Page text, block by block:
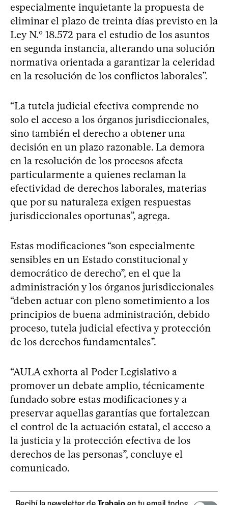
especialmente inquietante la propuesta de
eliminar el plazo de treinta días previsto en la
Ley N.º 18.572 para el estudio de los asuntos
en segunda instancia, alterando una solución
normativa orientada a garantizar la celeridad
en la resolución de los conflictos laborales”.
“La tutela judicial efectiva comprende no
solo el acceso a los órganos jurisdiccionales,
sino también el derecho a obtener una
decisión en un plazo razonable. La demora
en la resolución de los procesos afecta
particularmente a quienes reclaman la
efectividad de derechos laborales, materias
que por su naturaleza exigen respuestas
jurisdiccionales oportunas”, agrega.
Estas modificaciones “son especialmente
sensibles en un Estado constitucional y
democrático de derecho”, en el que la
administración y los órganos jurisdiccionales
“deben actuar con pleno sometimiento a los
principios de buena administración, debido
proceso, tutela judicial efectiva y protección
de los derechos fundamentales”.
“AULA exhorta al Poder Legislativo a
promover un debate amplio, técnicamente
fundado sobre estas modificaciones y a
preservar aquellas garantías que fortalezcan
el control de la actuación estatal, el acceso a
la justicia y la protección efectiva de los
derechos de las personas”, concluye el
comunicado.